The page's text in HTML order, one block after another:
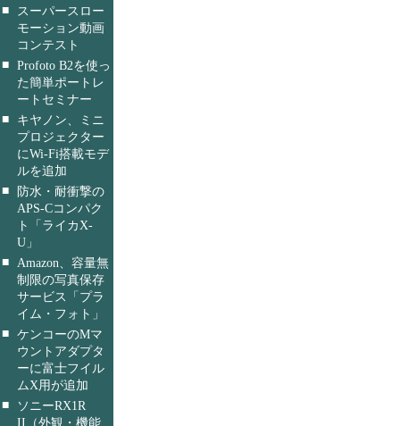
■
スーパースロー
モーション動画
コンテスト
■ Profoto B2を使っ
た簡単ポートレ
ートセミナー
■
キヤノン、ミニ
プロジェクター
にWi-Fi搭載モデ
ルを追加
■
防水・耐衝撃の
APS-Cコンパク
ト「ライカX-
U」
■
Amazon、容量無
制限の写真保存
サービス「プラ
イム・フォト」
■ ケンコーのMマ
ウントアダプタ
ーに富士フイル
ムX用が追加
■
ソニーRX1R
II（外観・機能